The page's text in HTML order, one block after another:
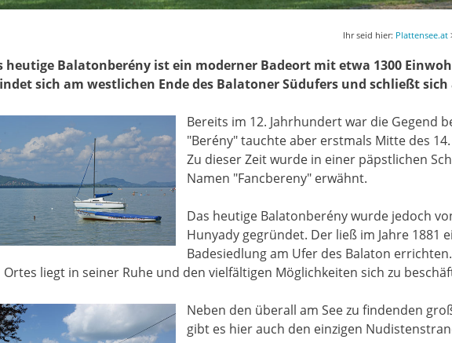
Ihr seid hier: Plattensee.at
heutige Balatonberény ist ein moderner Badeort mit etwa 1300
sich am westlichen Ende des Balatoner Südufers und schließt
Bereits im 12. Jahrhundert war die Gegend
"Berény" tauchte aber erstmals Mitte des
Zu dieser Zeit wurde in einer päpstlichen
Namen "Fancbereny" erwähnt.
Das heutige Balatonberény wurde jedoch
Hunyady gegründet. Der ließ im Jahre 1881
Badesiedlung am Ufer des Balaton
Ortes liegt in seiner Ruhe und den vielfältigen Möglichkeiten sich zu
Neben den überall am See zu findenden
gibt es hier auch den einzigen